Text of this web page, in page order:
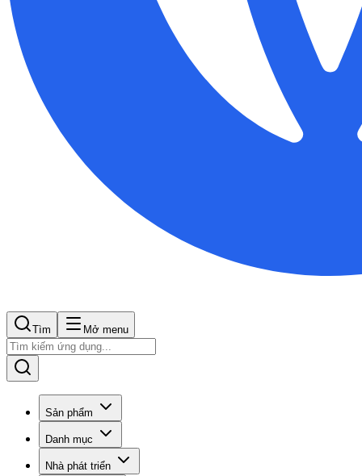
Tìm Mở menu
Sản phẩm
Danh mục
Nhà phát triển